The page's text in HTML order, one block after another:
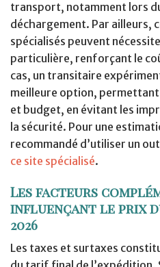
transport, notamment lors
déchargement. Par ailleurs,
spécialisés peuvent
particulière, renforçant le
cas, un transitaire
meilleure option,
et budget, en évitant les
la sécurité. Pour une
recommandé d’utiliser un
ce site spécialisé.
Les facteurs
influençant le prix
2026
Les taxes et surtaxes